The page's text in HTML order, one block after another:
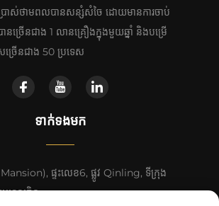
រាស់ថាមពលបានសន្សំសំចៃ ដោយមានការចាប់
ច្រើនជាង 1 លានគ្រឿងក្នុងមួយឆ្នាំ និងបម្រើ
ច្រើនជាង 50 ប្រទេស
ទាក់ទងមក
ផ្ទះលេខ6, ផ្លូវ Qinling, ទីក្រុង
រទេសចិន